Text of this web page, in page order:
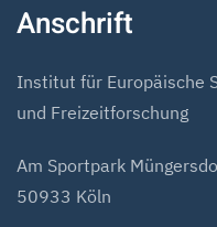
Anschrift
Institut für Europäische
und Freizeitforschung
Am Sportpark
50933 Köln